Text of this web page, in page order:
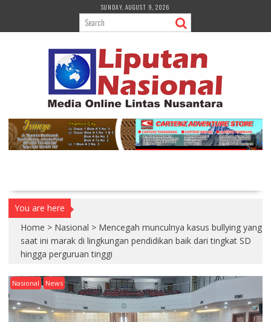
i
SUNDAY, AUGUST 9, 2026
You are here
Home > Nasional > Mencegah munculnya kasus bullying yang
saat ini marak di lingkungan pendidikan baik dari tingkat SD
hingga perguruan tinggi
Nasional News